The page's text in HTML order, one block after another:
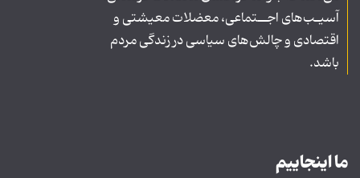
آسیـب‌های اجــتماعی، معضلات معیشتی و
اقتصادی و چالش‌های سیاسی در زندگی مردم
باشد.
ما اینجاییم